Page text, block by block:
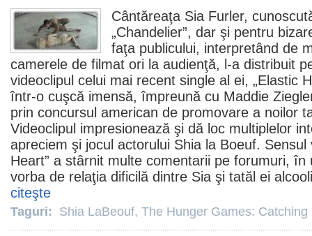
Cântăreaţa Sia Furler,
„Chandelier”, dar şi pentru
faţa publicului, interpretând de
camerele de filmat ori la audienţă, l-a distribuit
videoclipul celui mai recent single al ei, „Elastic
într-o cuşcă imensă, împreună cu Maddie
prin concursul american de promovare a noilor
Videoclipul impresionează şi dă loc multiplelor
apreciem şi jocul actorului Shia la Boeuf. Sensul
Heart” a stârnit multe comentarii pe forumuri, în
vorba de relaţia dificilă dintre Sia şi tatăl ei
citeşte
Taguri: Shia LaBeouf, The Hunger Games: Catching